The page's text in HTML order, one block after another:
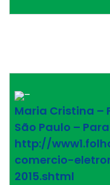
–
Maria Cristina –
São Paulo –
http://
comercio-
2015.shtml